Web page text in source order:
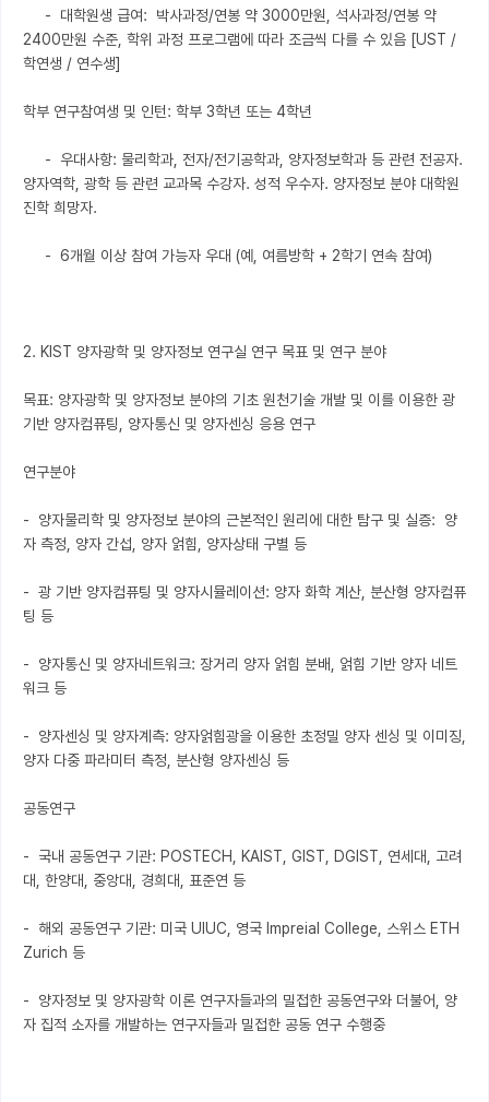
2400만원 수준, 학위 과정 프로그램에 따라 조금씩 다를 수 있음 [UST /
학연생 / 연수생]
학부 연구참여생 및 인턴: 학부 3학년 또는 4학년
양자역학, 광학 등 관련 교과목 수강자. 성적 우수자. 양자정보 분야 대학원
진학 희망자.
2. KIST 양자광학 및 양자정보 연구실 연구 목표 및 연구 분야
목표: 양자광학 및 양자정보 분야의 기초 원천기술 개발 및 이를 이용한 광
기반 양자컴퓨팅, 양자통신 및 양자센싱 응용 연구
연구분야
-  양자물리학 및 양자정보 분야의 근본적인 원리에 대한 탐구 및 실증:  양
자 측정, 양자 간섭, 양자 얽힘, 양자상태 구별 등
-  광 기반 양자컴퓨팅 및 양자시뮬레이션: 양자 화학 계산, 분산형 양자컴퓨
팅 등
-  양자통신 및 양자네트워크: 장거리 양자 얽힘 분배, 얽힘 기반 양자 네트
워크 등
-  양자센싱 및 양자계측: 양자얽힘광을 이용한 초정밀 양자 센싱 및 이미징,
양자 다중 파라미터 측정, 분산형 양자센싱 등
공동연구
-  국내 공동연구 기관: POSTECH, KAIST, GIST, DGIST, 연세대, 고려
대, 한양대, 중앙대, 경희대, 표준연 등
-  해외 공동연구 기관: 미국 UIUC, 영국 Impreial College, 스위스 ETH
Zurich 등
-  양자정보 및 양자광학 이론 연구자들과의 밀접한 공동연구와 더불어, 양
자 집적 소자를 개발하는 연구자들과 밀접한 공동 연구 수행중